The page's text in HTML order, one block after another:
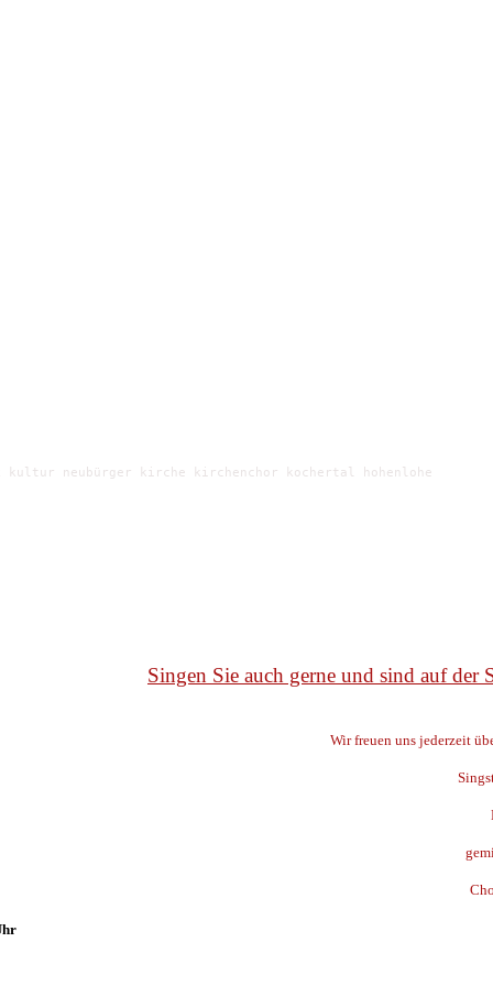
neubürger kirche kirchenchor kochertal hohenlohe
Singen Sie auch gerne und sind auf der
Wir freuen uns jederzeit